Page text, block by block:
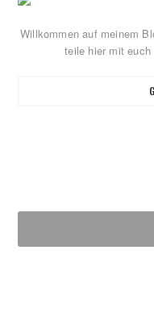
Sidebar
Willkommen auf meinem
teile hier mit